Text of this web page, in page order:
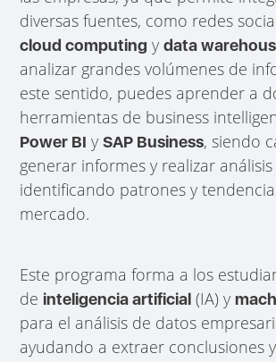
diversas fuentes, como redes
cloud computing ydata
analizar grandes volúmenes de
este sentido, puedes aprender a
herramientas de business
Power BI ySAP Business, siendo
generar informes y realizar
identificando patrones y
mercado.
Este programa forma a los
de inteligencia artificial (IA) y
para el análisis de datos
ayudando a extraer conclusiones